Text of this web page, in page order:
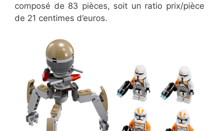
composé de 83 pièces, soit un ratio prix/pièce
de 21 centimes d’euros.